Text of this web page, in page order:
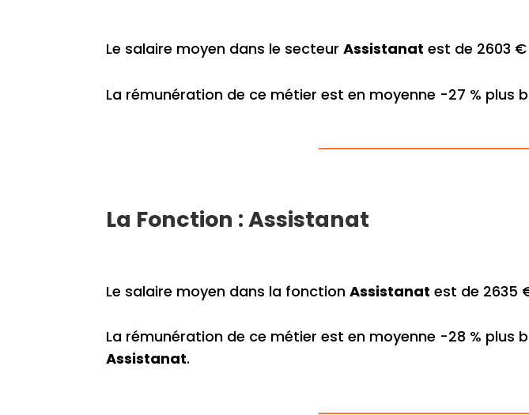
Le salaire moyen dans le secteurAssistanat est de 2603
La rémunération de ce métier est en moyenne -27 %
La Fonction : Assistanat
Le salaire moyen dans la fonctionAssistanat est de 2635
La rémunération de ce métier est en moyenne -28 % plus
Assistanat.